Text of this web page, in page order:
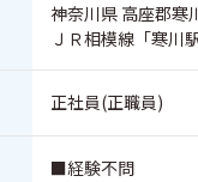
神奈川県 高座郡寒
ＪＲ相模線「寒川
正社員(正職員)
■経験不問